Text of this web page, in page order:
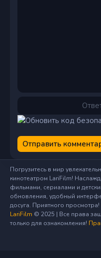
Отправить
Погрузитесь в мир
кинотеатром LariFilm!
фильмами, сериалами и
обновления, удобный
досуга. Приятного просмотра!
LariFilm © 2025 | Все права
только для ознакомления!